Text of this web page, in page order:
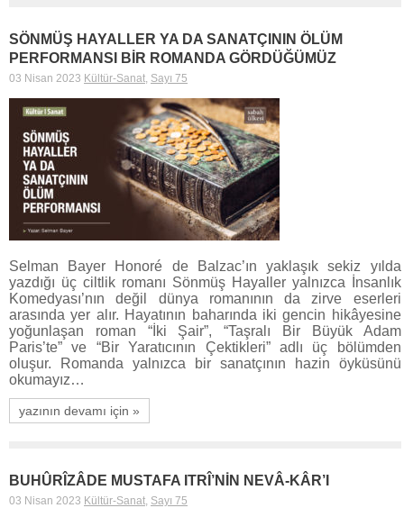
SÖNMÜŞ HAYALLER YA DA SANATÇININ ÖLÜM
PERFORMANSI BİR ROMANDA GÖRDÜĞÜMÜZ
03 Nisan 2023 Kültür-Sanat, Sayı 75
Selman Bayer Honoré de Balzac’ın yaklaşık sekiz yılda
yazdığı üç ciltlik romanı Sönmüş Hayaller yalnızca İnsanlık
Komedyası’nın değil dünya romanının da zirve eserleri
arasında yer alır. Hayatının baharında iki gencin hikâyesine
yoğunlaşan roman “İki Şair”, “Taşralı Bir Büyük Adam
Paris’te” ve “Bir Yaratıcının Çektikleri” adlı üç bölümden
oluşur. Romanda yalnızca bir sanatçının hazin öyküsünü
okumayız…
yazının devamı için »
BUHÛRÎZÂDE MUSTAFA ITRÎ’NİN NEVÂ-KÂR’I
03 Nisan 2023 Kültür-Sanat, Sayı 75